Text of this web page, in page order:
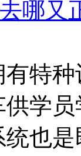
哪又
特
学
也